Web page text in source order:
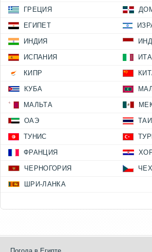
ГРЕЦИЯ
ЕГИПЕТ
ИНДИЯ
ИСПАНИЯ
КИПР
КУБА
МАЛЬТА
ОАЭ
ТУНИС
ФРАНЦИЯ
ЧЕРНОГОРИЯ
ШРИ-ЛАНКА